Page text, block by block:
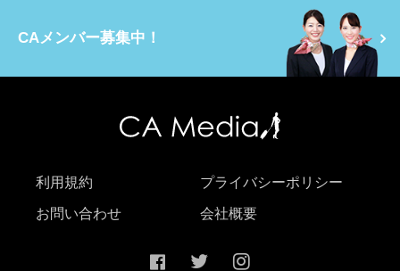
CAメンバー募集中！
利用規約 プライバシーポリシー
お問い合わせ 会社概要